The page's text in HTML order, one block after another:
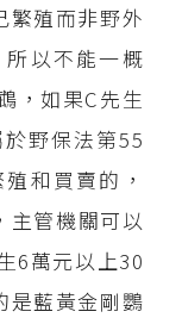
繁殖而非野外
以不能一概
，如果C先生
野保法第55
和買賣的，
主管機關可以
6萬元以上30
是藍黃金剛鸚